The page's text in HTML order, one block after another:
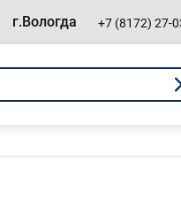
г.Вологда +7 (8172) 27-